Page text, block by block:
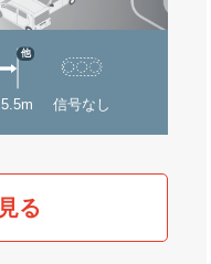
他
信号なし
る